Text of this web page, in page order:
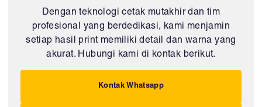
Dengan teknologi cetak mutakhir dan tim
profesional yang berdedikasi, kami menjamin
setiap hasil print memiliki detail dan warna yang
akurat. Hubungi kami di kontak berikut.
Kontak Whatsapp